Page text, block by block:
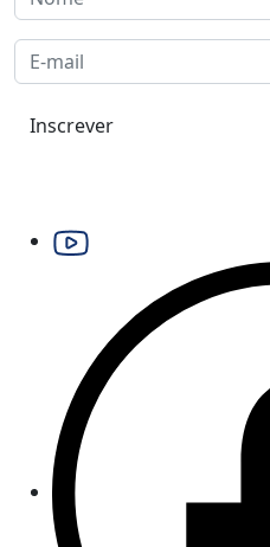
Inscrever